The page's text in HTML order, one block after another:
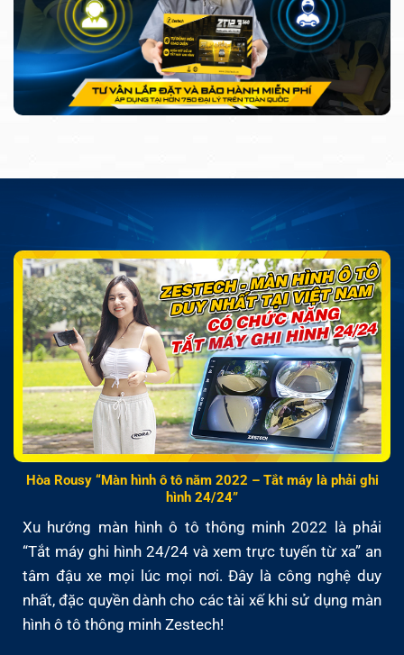
Hòa Rousy “Màn hình ô tô năm 2022 – Tắt máy là phải ghi
hình 24/24”
Xu hướng màn hình ô tô thông minh 2022 là phải
“Tắt máy ghi hình 24/24 và xem trực tuyến từ xa” an
tâm đậu xe mọi lúc mọi nơi. Đây là công nghệ duy
nhất, đặc quyền dành cho các tài xế khi sử dụng màn
hình ô tô thông minh Zestech!